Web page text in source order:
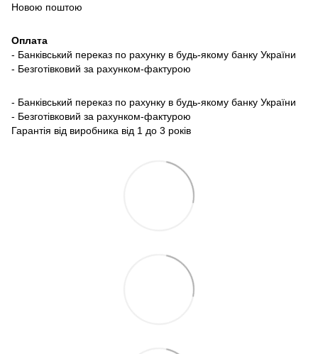
Новою поштою
Оплата
- Банківський переказ по рахунку в будь-якому банку України
- Безготівковий за рахунком-фактурою
- Банківський переказ по рахунку в будь-якому банку України
- Безготівковий за рахунком-фактурою
Гарантія від виробника від 1 до 3 років